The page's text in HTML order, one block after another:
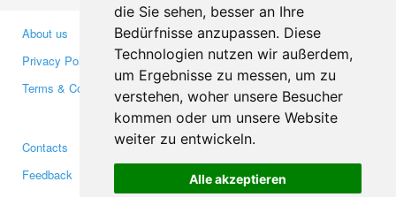
die Sie sehen, besser an Ihre
Bedürfnisse anzupassen. Diese
Technologien nutzen wir außerdem,
um Ergebnisse zu messen, um zu
verstehen, woher unsere Besucher
kommen oder um unsere Website
weiter zu entwickeln.
Alle akzeptieren
About us
Privacy Policy
Terms & Conditions
Business Partners
Investors
Media
Contacts
Feedback
Facebook
Twitter